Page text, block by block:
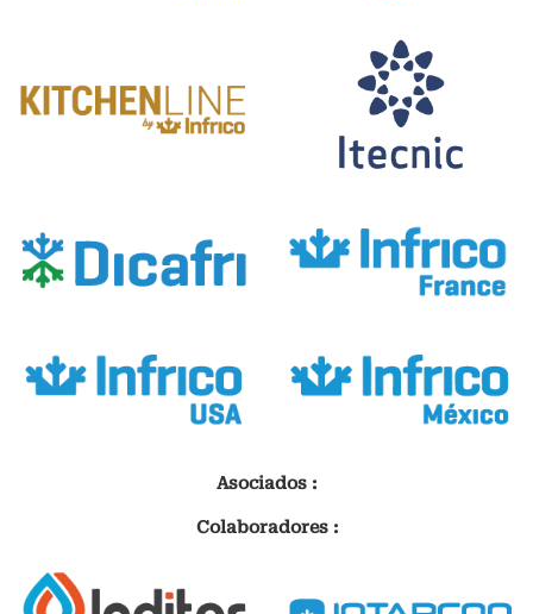
Asociados :
Colaboradores :